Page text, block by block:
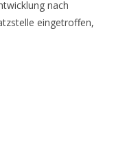
nach
eingetroffen,